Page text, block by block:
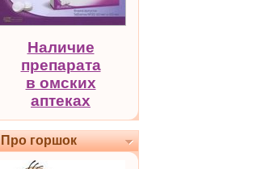
Наличие
препарата
в омских
аптеках
Про горшок